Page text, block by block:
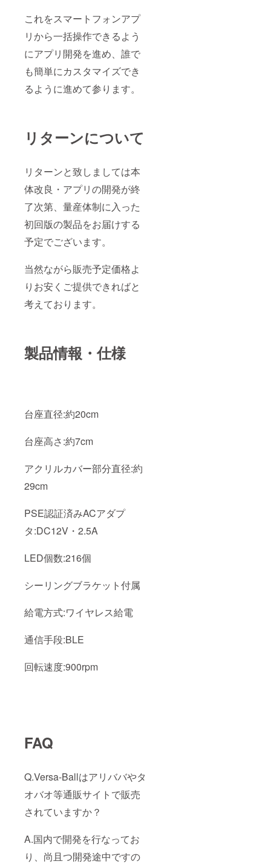
これをスマートフォンアプ
リから一括操作できるよう
にアプリ開発を進め、誰で
も簡単にカスタマイズでき
るように進めて参ります。
リターンについて
リターンと致しましては本
体改良・アプリの開発が終
了次第、量産体制に入った
初回版の製品をお届けする
予定でございます。
当然ながら販売予定価格よ
りお安くご提供できればと
考えております。
製品情報・仕様
台座直径:約20cm
台座高さ:約7cm
アクリルカバー部分直径:約
29cm
PSE認証済みACアダプ
タ:DC12V・2.5A
LED個数:216個
シーリングブラケット付属
給電方式:ワイヤレス給電
通信手段:BLE
回転速度:900rpm
FAQ
Q.Versa-Ballはアリババやタ
オバオ等通販サイトで販売
されていますか？
A.国内で開発を行なってお
り、尚且つ開発途中ですの